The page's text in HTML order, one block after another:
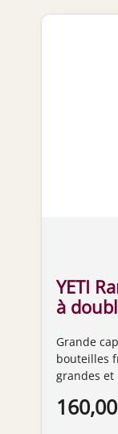
YETI
à
Grande
bouteilles
grandes et
et les